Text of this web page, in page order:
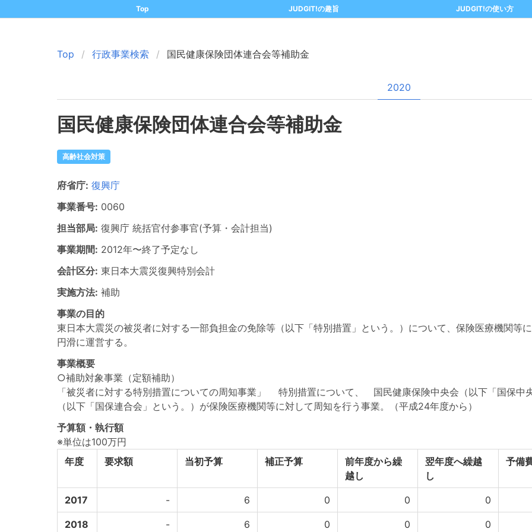
Top JUDGIT!の趣旨 JUDGIT!の使い方
Top 行政事業検索 国民健康保険団体連合会等補助金
2020
国民健康保険団体連合会等補助金
高齢社会対策
府省庁: 復興庁
事業番号: 0060
担当部局: 復興庁 統括官付参事官(予算・会計担当)
事業期間: 2012年〜終了予定なし
会計区分: 東日本大震災復興特別会計
実施方法: 補助
事業の目的
東日本大震災の被災者に対する一部負担金の免除等（以下「特別措置」という。）について、保険医療機関等
円滑に運営する。
事業概要
○補助対象事業（定額補助）
「被災者に対する特別措置についての周知事業」 特別措置について、 国民健康保険中央会（以下「国保中
（以下「国保連合会」という。）が保険医療機関等に対して周知を行う事業。（平成24年度から）
予算額・執行額
※単位は100万円
年度
要求額 当初予算 補正予算
前年度から繰
越し
翌年度へ繰越
し
予備
2017 - 6 0 0 0
2018 - 6 0 0 0